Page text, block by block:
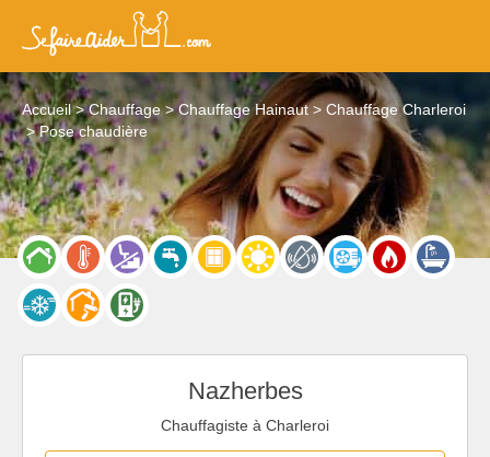
Accueil Chauffage Chauffage Hainaut
Chauffage Charleroi
Pose chaudière
Nazherbes
Chauffagiste à Charleroi